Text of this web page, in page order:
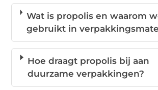
Wat is propolis en waarom
gebruikt in
Hoe draagt propolis bij aan
duurzame verpakkingen?